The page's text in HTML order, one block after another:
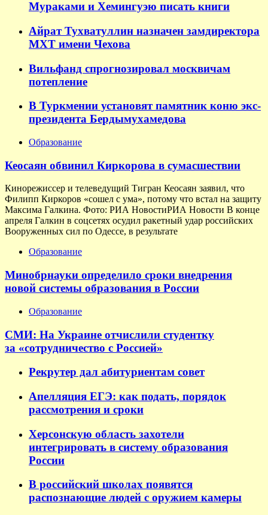
Мураками и Хемингуэю писать книги
Айрат Тухватуллин назначен замдиректора
МХТ имени Чехова
Вильфанд спрогнозировал москвичам
потепление
В Туркмении установят памятник коню экс-
президента Бердымухамедова
Образование
Кеосаян обвинил Киркорова в сумасшествии
Кинорежиссер и телеведущий Тигран Кеосаян заявил, что
Филипп Киркоров «сошел с ума», потому что встал на защиту
Максима Галкина. Фото: РИА НовостиРИА Новости В конце
апреля Галкин в соцсетях осудил ракетный удар российских
Вооруженных сил по Одессе, в результате
Образование
Минобрнауки определило сроки внедрения
новой системы образования в России
Образование
СМИ: На Украине отчислили студентку
за «сотрудничество с Россией»
Рекрутер дал абитуриентам совет
Апелляция ЕГЭ: как подать, порядок
рассмотрения и сроки
Херсонскую область захотели
интегрировать в систему образования
России
В российский школах появятся
распознающие людей с оружием камеры